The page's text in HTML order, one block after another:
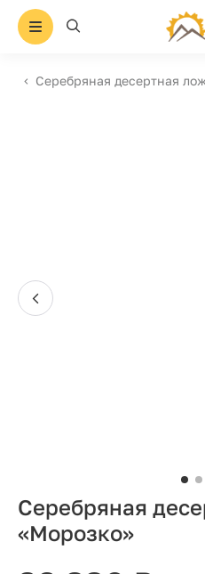
Серебряная десертная
Серебряная
«Морозко»